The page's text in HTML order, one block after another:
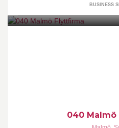
BUSINESS
040